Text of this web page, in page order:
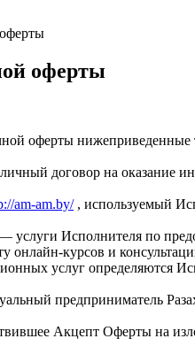
оферты
оферты
договор на оказание
am-am.by/, используемый
Исполнителя по
онлайн-курсов и
услуг определяются
предприниматель
Акцепт Оферты на